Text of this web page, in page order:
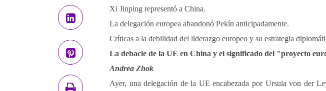
Xi Jinping representó a China.
La delegación europea abandonó Pekín anticipadamente.
Críticas a la debilidad del liderazgo europeo y su estrategia
La debacle de la UE en China y el significado del "proyecto
Andrea Zhok
Ayer, una delegación de la UE encabezada por Ursula von der